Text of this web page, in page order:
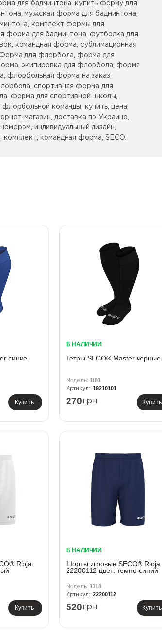
для бадминтона, купить форму для
мужская форма для бадминтона,
комплект формы для
форма для бадминтона, футболка для
командная форма, сублимационная
Форма для флорбола, форма для
экипировка для флорбола, форма
флорбольная форма на заказ,
спортивная форма для
форма для спортивной школы,
команды, купить, цена,
магазин, доставка по Украине,
индивидуальный дизайн,
комплект, командная форма, SECO.
синие
Купить
В НАЛИЧИИ
Гетры SECO® Master черные
1181
19210101
270грн Купить
Rioja
Купить
В НАЛИЧИИ
Шорты игровые SECO® Rioja
22200112 цвет: темно-синий
1318
22200112
520грн Купить